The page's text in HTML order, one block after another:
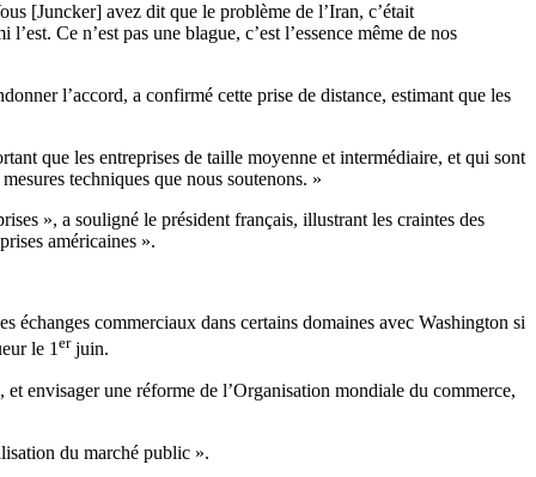
[Juncker] avez dit que le problème de l’Iran, c’était
Ce n’est pas une blague, c’est l’essence même de nos
l’accord, a confirmé cette prise de distance, estimant que les
que les entreprises de taille moyenne et intermédiaire, et qui sont
techniques que nous soutenons. »
», a souligné le président français, illustrant les craintes des
américaines ».
échanges commerciaux dans certains domaines avec Washington si
le 1erjuin.
envisager une réforme de l’Organisation mondiale du commerce,
du marché public ».